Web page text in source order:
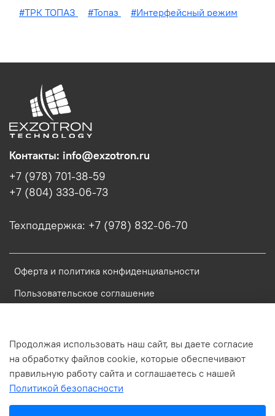
#ТРК ТОПАЗ #Топаз #Интерфейсный режим
Оферта и политика конфиденциальности
Пользовательское соглашение
Обратная связь
Контакты: info@exzotron.ru
+7 (978) 701-38-59
+7 (804) 333-06-73
Техподдержка: +7 (978) 832-06-70
Крымская Правда, д.6, пом. 23
Продолжая использовать наш сайт, вы даете согласие
на обработку файлов cookie, которые обеспечивают
правильную работу сайта и соглашаетесь с нашей
Политикой безопасности